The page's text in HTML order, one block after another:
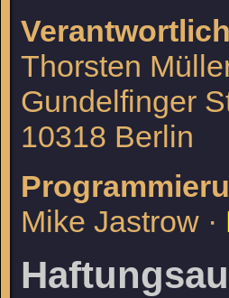
Thorsten
Gundelfinger
10318 Berlin
Mike Jastrow ·